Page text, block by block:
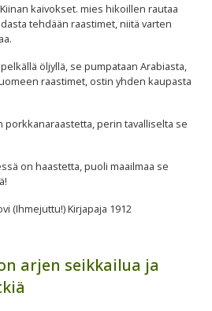
kaivokset. mies hikoillen rautaa
tehdään raastimet, niitä varten
öljyllä, se pumpataan Arabiasta,
raastimet, ostin yhden kaupasta
porkkanaraastetta, perin tavalliselta se
on haastetta, puoli maailmaa se
(Ihmejuttu!) Kirjapaja 1912
arjen seikkailua ja